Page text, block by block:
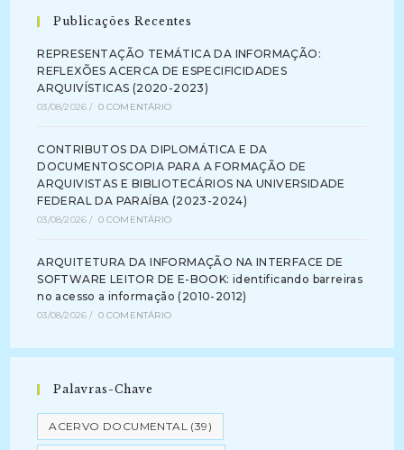
Publicações Recentes
REPRESENTAÇÃO TEMÁTICA DA INFORMAÇÃO:
REFLEXÕES ACERCA DE ESPECIFICIDADES
ARQUIVÍSTICAS (2020-2023)
03/08/2026 / 0 COMENTÁRIO
CONTRIBUTOS DA DIPLOMÁTICA E DA
DOCUMENTOSCOPIA PARA A FORMAÇÃO DE
ARQUIVISTAS E BIBLIOTECÁRIOS NA UNIVERSIDADE
FEDERAL DA PARAÍBA (2023-2024)
03/08/2026 / 0 COMENTÁRIO
ARQUITETURA DA INFORMAÇÃO NA INTERFACE DE
SOFTWARE LEITOR DE E-BOOK: identificando barreiras
no acesso a informação (2010-2012)
03/08/2026 / 0 COMENTÁRIO
Palavras-Chave
ACERVO DOCUMENTAL (39)